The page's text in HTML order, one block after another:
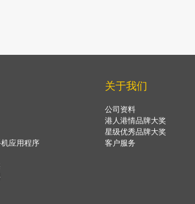
应用程序
关于我们
公司资料
港人港情品牌大奖
星级优秀品牌大奖
客户服务